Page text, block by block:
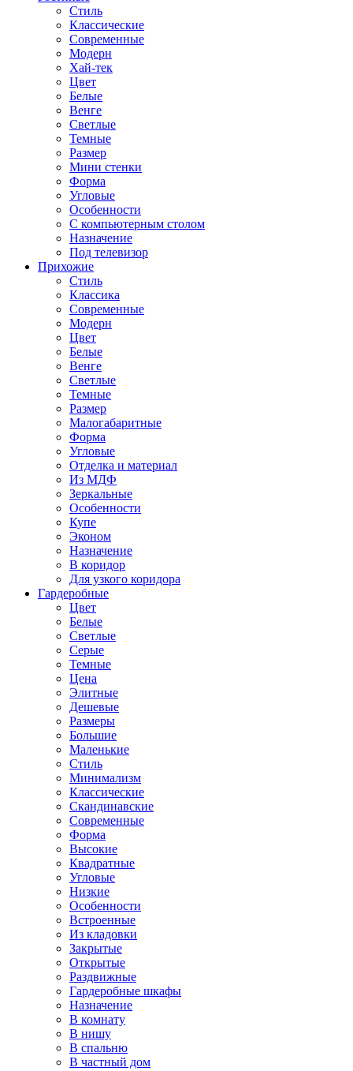
Стиль
Классические
Современные
Модерн
Хай-тек
Цвет
Белые
Венге
Светлые
Темные
Размер
Мини стенки
Форма
Угловые
Особенности
С компьютерным столом
Назначение
Под телевизор
Прихожие
Стиль
Классика
Современные
Модерн
Цвет
Белые
Венге
Светлые
Темные
Размер
Малогабаритные
Форма
Угловые
Отделка и материал
Из МДФ
Зеркальные
Особенности
Купе
Эконом
Назначение
В коридор
Для узкого коридора
Гардеробные
Цвет
Белые
Светлые
Серые
Темные
Цена
Элитные
Дешевые
Размеры
Большие
Маленькие
Стиль
Минимализм
Классические
Скандинавские
Современные
Форма
Высокие
Квадратные
Угловые
Низкие
Особенности
Встроенные
Из кладовки
Закрытые
Открытые
Раздвижные
Гардеробные шкафы
Назначение
В комнату
В нишу
В спальню
В частный дом